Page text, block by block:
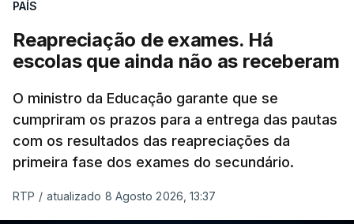
PAÍS
Reapreciação de exames. Há
escolas que ainda não as receberam
O ministro da Educação garante que se
cumpriram os prazos para a entrega das pautas
com os resultados das reapreciações da
primeira fase dos exames do secundário.
RTP / atualizado 8 Agosto 2026, 13:37